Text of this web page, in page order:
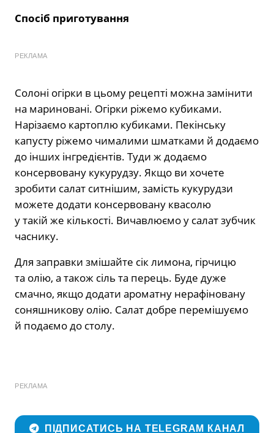
Спосіб приготування
РЕКЛАМА
Солоні огірки в цьому рецепті можна замінити
на мариновані. Огірки ріжемо кубиками.
Нарізаємо картоплю кубиками. Пекінську
капусту ріжемо чималими шматками й додаємо
до інших інгредієнтів. Туди ж додаємо
консервовану кукурудзу. Якщо ви хочете
зробити салат ситнішим, замість кукурудзи
можете додати консервовану квасолю
у такій же кількості. Вичавлюємо у салат зубчик
часнику.
Для заправки змішайте сік лимона, гірчицю
та олію, а також сіль та перець. Буде дуже
смачно, якщо додати ароматну нерафіновану
соняшникову олію. Салат добре перемішуємо
й подаємо до столу.
РЕКЛАМА
ПІДПИСАТИСЬ НА TELEGRAM КАНАЛ